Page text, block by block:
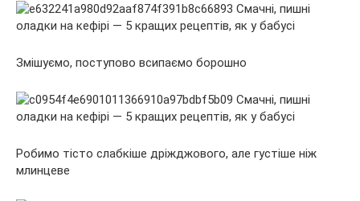
Змішуємо, поступово всипаємо борошно
Робимо тісто слабкіше дріжджового, але густіше ніж
млинцеве